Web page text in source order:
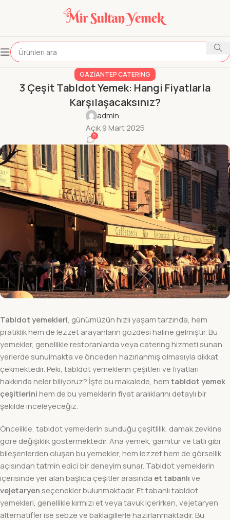
GAZIANTEP CATERING
3 Çeşit Tabldot Yemek: Hangi Fiyatlarla
Karşılaşacaksınız?
admin
Açık 9 Mart 2025
0
Tabldot yemekleri, günümüzün hızlı yaşam tarzında, hem
pratiklik hem de lezzet arayanların gözdesi haline gelmiştir. Bu
yemekler, genellikle restoranlarda veya catering hizmeti sunan
yerlerde sunulmakta ve önceden hazırlanmış olmasıyla dikkat
çekmektedir. Peki, tabldot yemeklerin çeşitleri ve fiyatları
hakkında neler biliyoruz? İşte bu makalede, hemtabldot yemek
çeşitlerini hem de bu yemeklerin fiyat aralıklarını detaylı bir
şekilde inceleyeceğiz.
Öncelikle, tabldot yemeklerin sunduğu çeşitlilik, damak zevkine
göre değişiklik göstermektedir. Ana yemek, garnitür ve tatlı gibi
bileşenlerden oluşan bu yemekler, hem lezzet hem de görsellik
açısından tatmin edici bir deneyim sunar. Tabldot yemeklerin
içerisinde yer alan başlıca çeşitler arasında et tabanlıve
vejetaryen seçenekler bulunmaktadır. Et tabanlı tabldot
yemekleri, genellikle kırmızı et veya tavuk içerirken, vejetaryen
alternatifler ise sebze ve baklagillerle hazırlanmaktadır. Bu